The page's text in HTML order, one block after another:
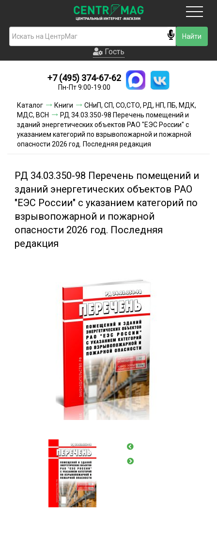
Гость
Новинки
Условия доставки
Условия оплаты
Контакты
Гость
+7 (495) 374-67-62
Пн-Пт 9:00-19:00
Каталог Книги
СНиП, СП, СО,СТО, РД, НП, ПБ, МДК,
МДС, ВСН
РД 34.03.350-98 Перечень помещений и
зданий энергетических объектов РАО "ЕЭС России" с
указанием категорий по взрывопожарной и пожарной
опасности 2026 год. Последняя редакция
РД 34.03.350-98 Перечень помещений и
зданий энергетических объектов РАО
"ЕЭС России" с указанием категорий по
взрывопожарной и пожарной
опасности 2026 год. Последняя
редакция